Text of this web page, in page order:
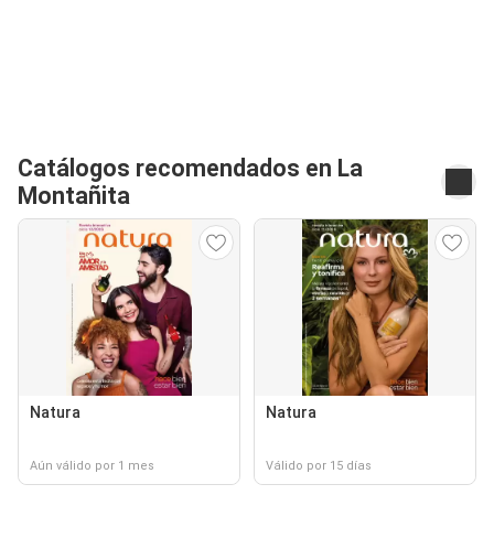
Catálogos recomendados en La
Montañita
Natura
Aún válido por 1 mes
Natura
Válido por 15 días